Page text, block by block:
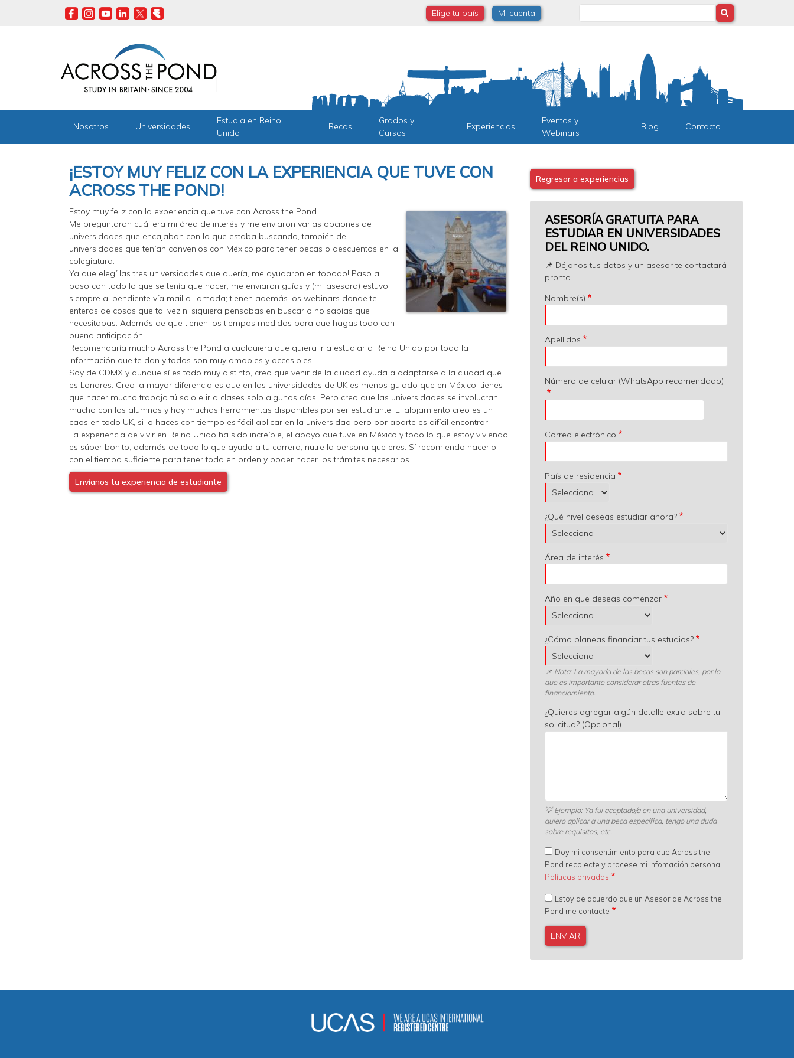
Elige tu país Mi cuenta
Nosotros Universidades
Estudia en Reino
Unido
Becas
Grados y
Cursos
Experiencias
Eventos y
Webinars
Blog Contacto
¡ESTOY MUY FELIZ CON LA EXPERIENCIA QUE TUVE CON
ACROSS THE POND!
Estoy muy feliz con la experiencia que tuve con Across the Pond.
Me preguntaron cuál era mi área de interés y me enviaron varias opciones de
universidades que encajaban con lo que estaba buscando, también de
universidades que tenían convenios con México para tener becas o descuentos en la
colegiatura.
Ya que elegí las tres universidades que quería, me ayudaron en tooodo! Paso a
paso con todo lo que se tenía que hacer, me enviaron guías y (mi asesora) estuvo
siempre al pendiente vía mail o llamada; tienen además los webinars donde te
enteras de cosas que tal vez ni siquiera pensabas en buscar o no sabías que
necesitabas. Además de que tienen los tiempos medidos para que hagas todo con
buena anticipación.
Recomendaría mucho Across the Pond a cualquiera que quiera ir a estudiar a Reino Unido por toda la
información que te dan y todos son muy amables y accesibles.
Soy de CDMX y aunque sí es todo muy distinto, creo que venir de la ciudad ayuda a adaptarse a la ciudad que
es Londres. Creo la mayor diferencia es que en las universidades de UK es menos guiado que en México, tienes
que hacer mucho trabajo tú solo e ir a clases solo algunos días. Pero creo que las universidades se involucran
mucho con los alumnos y hay muchas herramientas disponibles por ser estudiante. El alojamiento creo es un
caos en todo UK, si lo haces con tiempo es fácil aplicar en la universidad pero por aparte es difícil encontrar.
La experiencia de vivir en Reino Unido ha sido increíble, el apoyo que tuve en México y todo lo que estoy viviendo
es súper bonito, además de todo lo que ayuda a tu carrera, nutre la persona que eres. Sí recomiendo hacerlo
con el tiempo suficiente para tener todo en orden y poder hacer los trámites necesarios.
Envíanos tu experiencia de estudiante
Regresar a experiencias
ASESORÍA GRATUITA PARA
ESTUDIAR EN UNIVERSIDADES
DEL REINO UNIDO.
📌 Déjanos tus datos y un asesor te contactará
pronto.
Nombre(s)
Apellidos
Número de celular (WhatsApp recomendado)
Correo electrónico
País de residencia
¿Qué nivel deseas estudiar ahora?
Área de interés
Año en que deseas comenzar
¿Cómo planeas financiar tus estudios?
📌 Nota: La mayoría de las becas son parciales, por lo
que es importante considerar otras fuentes de
financiamiento.
¿Quieres agregar algún detalle extra sobre tu
solicitud? (Opcional)
💡Ejemplo: Ya fui aceptado/a en una universidad,
quiero aplicar a una beca específica, tengo una duda
sobre requisitos, etc.
Doy mi consentimiento para que Across the
Pond recolecte y procese mi infomación personal.
Políticas privadas
Estoy de acuerdo que un Asesor de Across the
Pond me contacte